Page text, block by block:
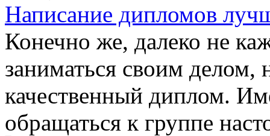
Написание дипломов
Конечно же, далеко не
заниматься своим делом,
качественный диплом.
обращаться к группе